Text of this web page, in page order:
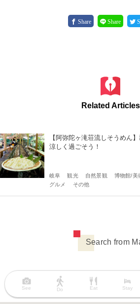
Share Share
Related Articles
【阿弥陀ヶ滝荘流しそうめん
涼しく過ごそう！
岐阜 観光 自然景観 博物館/美
グルメ
その他
Search from
See Do Eat Stay